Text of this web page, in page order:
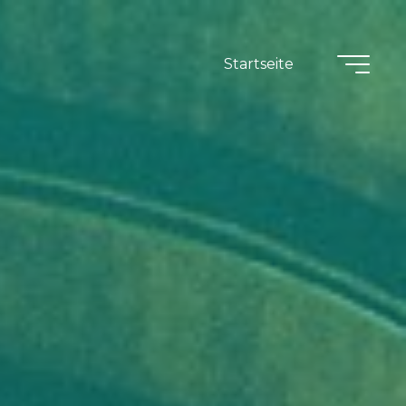
Startseite